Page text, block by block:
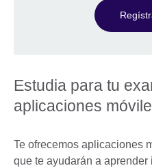
Estudia para tu
aplicaciones
Te ofrecemos aplicaciones
que te ayudarán a